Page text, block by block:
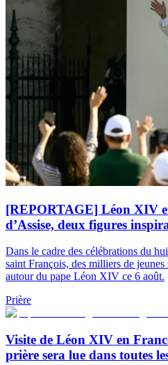
[REPORTAGE] Léon XIV
d’Assise, deux figures
Dans le cadre des célébrations du
saint François, des milliers de jeunes
autour du pape Léon XIV ce 6 août.
Prière
Visite de Léon XIV en
prière sera lue dans toutes